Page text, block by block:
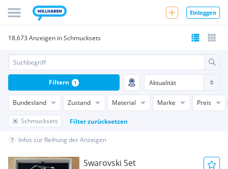
Einloggen
18.673 Anzeigen in Schmucksets
Bundesland Zustand Material Marke Preis
Schmucksets Filter zurücksetzen
Filtern 1
Infos zur Reihung der Anzeigen
Swarovski Set